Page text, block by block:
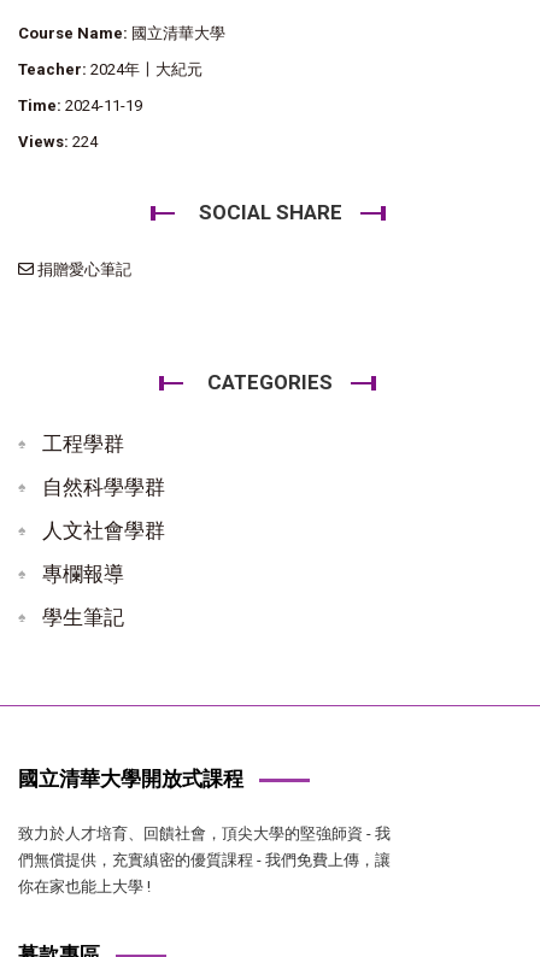
Course Name: 國立清華大學
Teacher: 2024年〡大紀元
Time: 2024-11-19
Views: 224
SOCIAL SHARE
捐贈愛心筆記
CATEGORIES
工程學群
自然科學學群
人文社會學群
專欄報導
學生筆記
國立清華大學開放式課程
致力於人才培育、回饋社會，頂尖大學的堅強師資 - 我
們無償提供，充實縝密的優質課程 - 我們免費上傳，讓
你在家也能上大學 !